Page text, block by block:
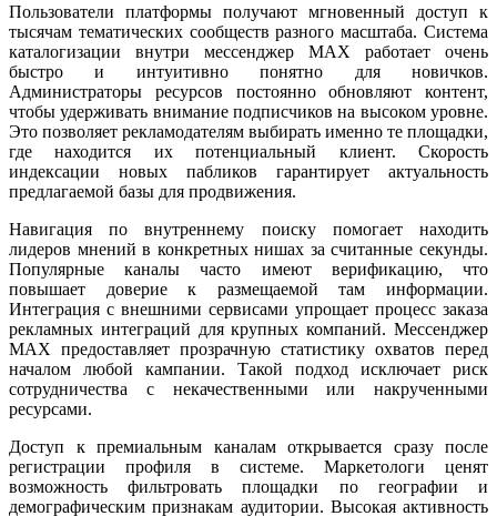
Пользователи платформы получают мгновенный доступ к
тысячам тематических сообществ разного масштаба. Система
каталогизации внутри мессенджер MAX работает очень
быстро и интуитивно понятно для новичков.
Администраторы ресурсов постоянно обновляют контент,
чтобы удерживать внимание подписчиков на высоком уровне.
Это позволяет рекламодателям выбирать именно те площадки,
где находится их потенциальный клиент. Скорость
индексации новых пабликов гарантирует актуальность
предлагаемой базы для продвижения.
Навигация по внутреннему поиску помогает находить
лидеров мнений в конкретных нишах за считанные секунды.
Популярные каналы часто имеют верификацию, что
повышает доверие к размещаемой там информации.
Интеграция с внешними сервисами упрощает процесс заказа
рекламных интеграций для крупных компаний. Мессенджер
MAX предоставляет прозрачную статистику охватов перед
началом любой кампании. Такой подход исключает риск
сотрудничества с некачественными или накрученными
ресурсами.
Доступ к премиальным каналам открывается сразу после
регистрации профиля в системе. Маркетологи ценят
возможность фильтровать площадки по географии и
демографическим признакам аудитории. Высокая активность